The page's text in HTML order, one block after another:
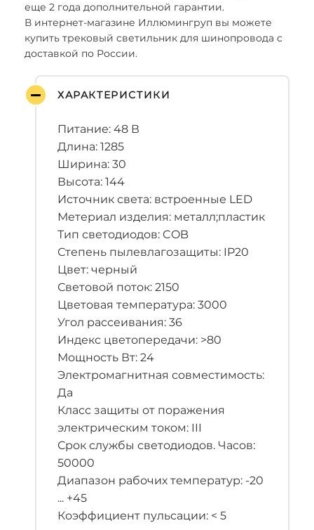
еще 2 года дополнительной гарантии.
В интернет-магазине Иллюмингруп вы можете
купить трековый светильник для шинопровода с
доставкой по России.
ХАРАКТЕРИСТИКИ
Питание: 48 В
Длина: 1285
Ширина: 30
Высота: 144
Источник света: встроенные LED
Метериал изделия: металл;пластик
Тип светодиодов: COB
Степень пылевлагозащиты: IP20
Цвет: черный
Световой поток: 2150
Цветовая температура: 3000
Угол рассеивания: 36
Индекс цветопередачи: >80
Мощность Вт: 24
Электромагнитная совместимость:
Да
Класс защиты от поражения
электрическим током: III
Срок службы светодиодов. Часов:
50000
Диапазон рабочих температур: -20
... +45
Коэффициент пульсации: < 5